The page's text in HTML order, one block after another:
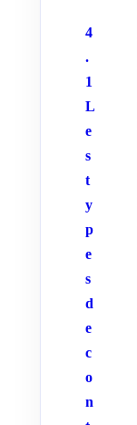
4
.
1
L
e
s
t
y
p
e
s
d
e
c
o
n